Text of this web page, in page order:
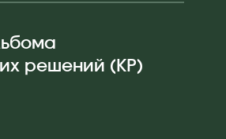
решений (КР)